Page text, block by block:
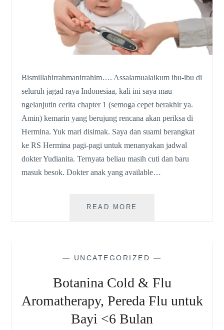
Bismillahirrahmanirrahim…. Assalamualaikum ibu-ibu di
seluruh jagad raya Indonesiaa, kali ini saya mau
ngelanjutin cerita chapter 1 (semoga cepet berakhir ya.
Amin) kemarin yang berujung rencana akan periksa di
Hermina. Yuk mari disimak. Saya dan suami berangkat
ke RS Hermina pagi-pagi untuk menanyakan jadwal
dokter Yudianita. Ternyata beliau masih cuti dan baru
masuk besok. Dokter anak yang available…
READ MORE
2
CEK
DARAH
— UNCATEGORIZED —
Botanina Cold & Flu
Aromatherapy, Pereda Flu untuk
Bayi <6 Bulan